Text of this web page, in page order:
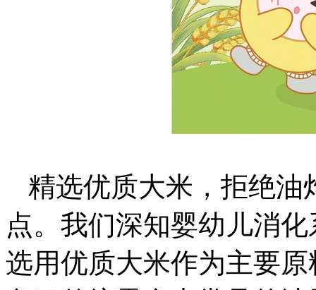
精选优质大米，拒绝油
点。我们深知婴幼儿消
选用优质大米作为主要